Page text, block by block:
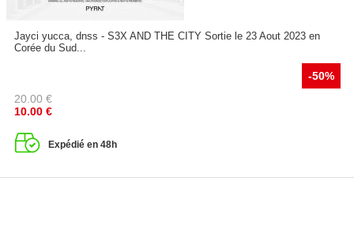
Jayci yucca, dnss - S3X AND THE CITY Sortie le 23 Aout 2023 en
Corée du Sud...
-50%
20.00 €
10.00 €
Expédié en 48h